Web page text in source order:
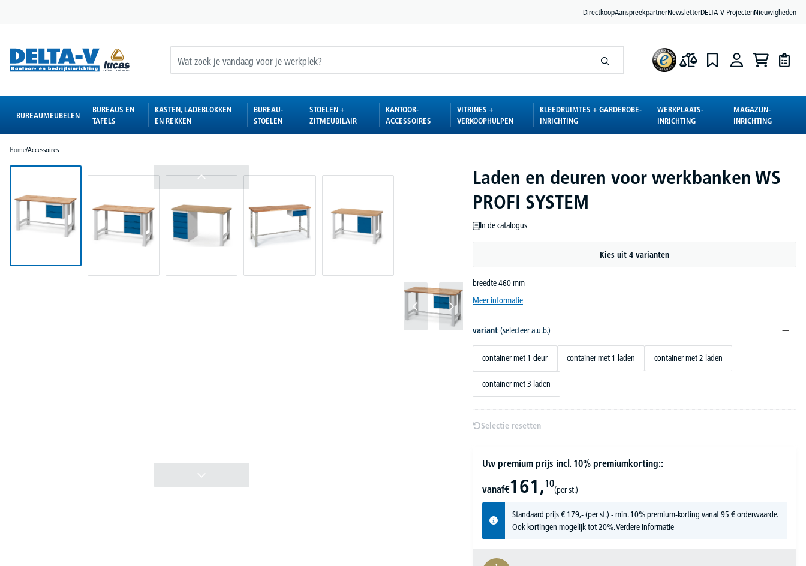
DirectkoopAanspreekpartnerNewsletterDELTA-V ProjectenNieuwigheden
BUREAUMEUBELEN
BUREAUS EN
TAFELS
KASTEN, LADEBLOKKEN
EN REKKEN
BUREAU-
STOELEN
STOELEN +
ZITMEUBILAIR
KANTOOR-
ACCESSOIRES
VITRINES +
VERKOOPHULPEN
KLEEDRUIMTES + GARDEROBE-
INRICHTING
WERKPLAATS-
INRICHTING
MAGAZIJN-
INRICHTING
Home/Accessoires
Laden en deuren voor werkbanken WS
PROFI SYSTEM
In de catalogus
Kies uit 4 varianten
breedte 460 mm
Meer informatie
variant (selecteer a.u.b.)
container met 1 deur container met 1 laden container met 2 laden
container met 3 laden
Selectie resetten
Uw premium prijs incl. 10% premiumkorting::
vanaf€161,10
(per st.)
Standaard prijs€ 179,-(per st.) - min. 10% premium-korting vanaf 95 € orderwaarde.
Ook kortingen mogelijk tot 20%.Verdere informatie